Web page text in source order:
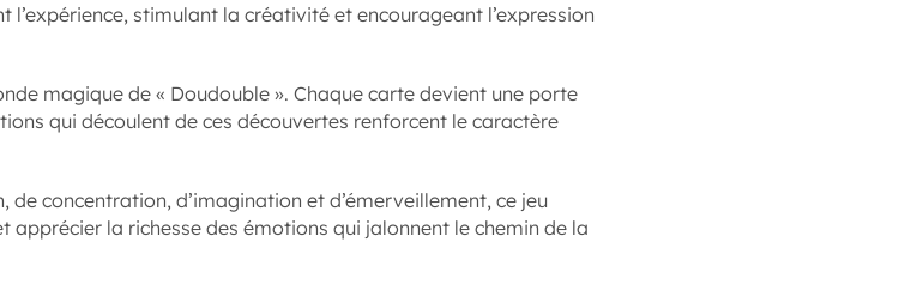
l’expérience, stimulant la créativité et encourageant l’expression
magique de « Doudouble ». Chaque carte devient une porte
qui découlent de ces découvertes renforcent le caractère
de concentration, d’imagination et d’émerveillement, ce jeu
la richesse des émotions qui jalonnent le chemin de la